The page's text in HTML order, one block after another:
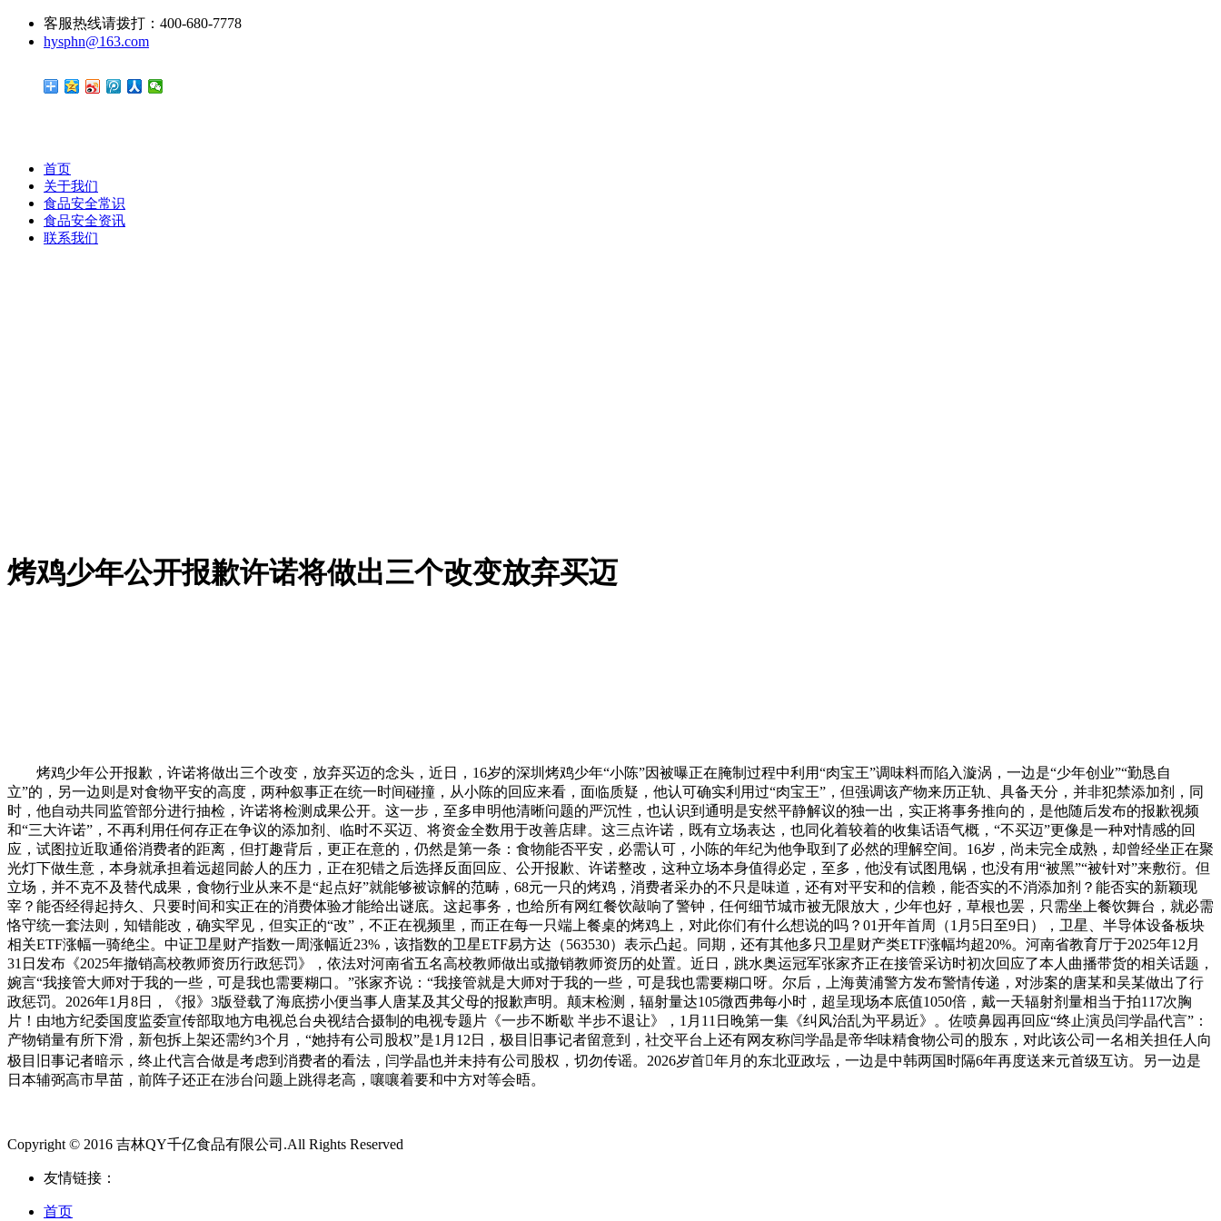
客服热线请拨打：400-680-7778
hysphn@163.com
首页
关于我们
食品安全常识
食品安全资讯
联系我们
烤鸡少年公开报歉许诺将做出三个改变放弃买迈
烤鸡少年公开报歉，许诺将做出三个改变，放弃买迈的念头，近日，16岁的深圳烤鸡少年“小陈”因被曝正在腌制过程中利用“肉宝王”调味料而陷入漩涡，一边是“少年创业”“勤恳自
立”的，另一边则是对食物平安的高度，两种叙事正在统一时间碰撞，从小陈的回应来看，面临质疑，他认可确实利用过“肉宝王”，但强调该产物来历正轨、具备天分，并非犯禁添加剂，同
时，他自动共同监管部分进行抽检，许诺将检测成果公开。这一步，至多申明他清晰问题的严沉性，也认识到通明是安然平静解议的独一出，实正将事务推向的，是他随后发布的报歉视频
和“三大许诺”，不再利用任何存正在争议的添加剂、临时不买迈、将资金全数用于改善店肆。这三点许诺，既有立场表达，也同化着较着的收集话语气概，“不买迈”更像是一种对情感的回
应，试图拉近取通俗消费者的距离，但打趣背后，更正在意的，仍然是第一条：食物能否平安，必需认可，小陈的年纪为他争取到了必然的理解空间。16岁，尚未完全成熟，却曾经坐正在聚
光灯下做生意，本身就承担着远超同龄人的压力，正在犯错之后选择反面回应、公开报歉、许诺整改，这种立场本身值得必定，至多，他没有试图甩锅，也没有用“被黑”“被针对”来敷衍。但
立场，并不克不及替代成果，食物行业从来不是“起点好”就能够被谅解的范畴，68元一只的烤鸡，消费者采办的不只是味道，还有对平安和的信赖，能否实的不消添加剂？能否实的新颖现
宰？能否经得起持久、只要时间和实正在的消费体验才能给出谜底。这起事务，也给所有网红餐饮敲响了警钟，任何细节城市被无限放大，少年也好，草根也罢，只需坐上餐饮舞台，就必需
恪守统一套法则，知错能改，确实罕见，但实正的“改”，不正在视频里，而正在每一只端上餐桌的烤鸡上，对此你们有什么想说的吗？01开年首周（1月5日至9日），卫星、半导体设备板块
相关ETF涨幅一骑绝尘。中证卫星财产指数一周涨幅近23%，该指数的卫星ETF易方达（563530）表示凸起。同期，还有其他多只卫星财产类ETF涨幅均超20%。河南省教育厅于2025年12月
31日发布《2025年撤销高校教师资历行政惩罚》，依法对河南省五名高校教师做出或撤销教师资历的处置。近日，跳水奥运冠军张家齐正在接管采访时初次回应了本人曲播带货的相关话题，
婉言“我接管大师对于我的一些，可是我也需要糊口。”张家齐说：“我接管就是大师对于我的一些，可是我也需要糊口呀。尔后，上海黄浦警方发布警情传递，对涉案的唐某和吴某做出了行
政惩罚。2026年1月8日，《报》3版登载了海底捞小便当事人唐某及其父母的报歉声明。颠末检测，辐射量达105微西弗每小时，超呈现场本底值1050倍，戴一天辐射剂量相当于拍117次胸
片！由地方纪委国度监委宣传部取地方电视总台央视结合摄制的电视专题片《一步不断歇 半步不退让》，1月11日晚第一集《纠风治乱为平易近》。佐喷鼻园再回应“终止演员闫学晶代言”：
产物销量有所下滑，新包拆上架还需约3个月，“她持有公司股权”是1月12日，极目旧事记者留意到，社交平台上还有网友称闫学晶是帝华味精食物公司的股东，对此该公司一名相关担任人向
极目旧事记者暗示，终止代言合做是考虑到消费者的看法，闫学晶也并未持有公司股权，切勿传谣。2026岁首年月的东北亚政坛，一边是中韩两国时隔6年再度送来元首级互访。另一边是
日本辅弼高市早苗，前阵子还正在涉台问题上跳得老高，嚷嚷着要和中方对等会晤。
Copyright © 2016 吉林QY千亿食品有限公司.All Rights Reserved
友情链接：
首页